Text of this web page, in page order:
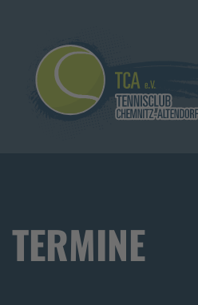
TERMINE